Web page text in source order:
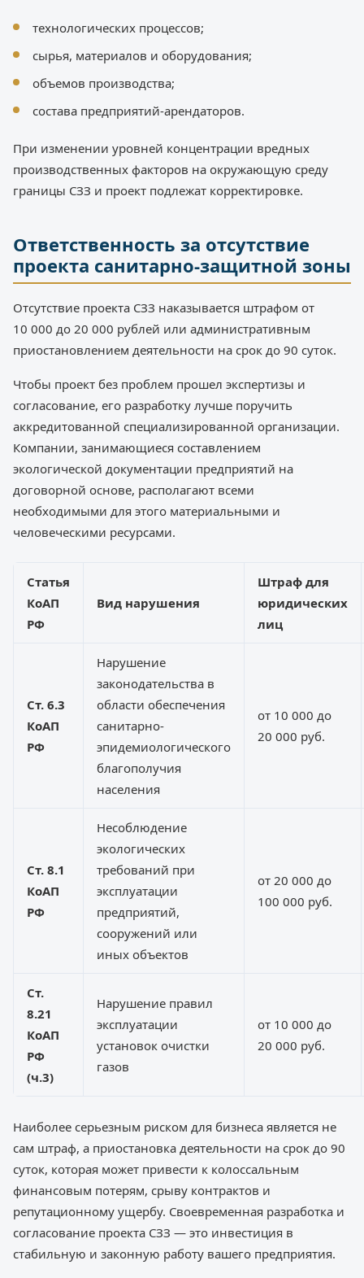
технологических процессов;
сырья, материалов и оборудования;
объемов производства;
состава предприятий-арендаторов.
При изменении уровней концентрации вредных
производственных факторов на окружающую среду
границы СЗЗ и проект подлежат корректировке.
Ответственность за отсутствие
проекта санитарно-защитной зоны
Отсутствие проекта СЗЗ наказывается штрафом от
10 000 до 20 000 рублей или административным
приостановлением деятельности на срок до 90 суток.
Чтобы проект без проблем прошел экспертизы и
согласование, его разработку лучше поручить
аккредитованной специализированной организации.
Компании, занимающиеся составлением
экологической документации предприятий на
договорной основе, располагают всеми
необходимыми для этого материальными и
человеческими ресурсами.
Статья
КоАП
РФ
Вид нарушения
Штраф для
юридических
лиц
Ст. 6.3
КоАП
РФ
Нарушение
законодательства в
области обеспечения
санитарно-
эпидемиологического
благополучия
населения
от 10 000 до
20 000 руб.
Ст. 8.1
КоАП
РФ
Несоблюдение
экологических
требований при
эксплуатации
предприятий,
сооружений или
иных объектов
от 20 000 до
100 000 руб.
Ст.
8.21
КоАП
РФ
(ч.3)
Нарушение правил
эксплуатации
установок очистки
газов
от 10 000 до
20 000 руб.
Наиболее серьезным риском для бизнеса является не
сам штраф, а приостановка деятельности на срок до 90
суток, которая может привести к колоссальным
финансовым потерям, срыву контрактов и
репутационному ущербу. Своевременная разработка и
согласование проекта СЗЗ — это инвестиция в
стабильную и законную работу вашего предприятия.